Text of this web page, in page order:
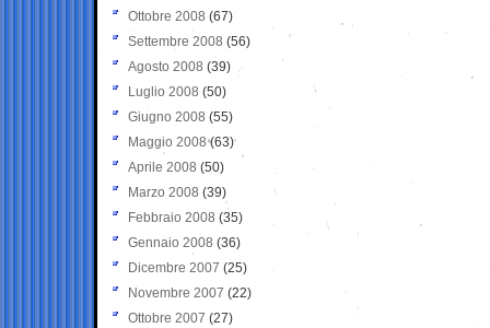
Ottobre 2008 (67)
Settembre 2008 (56)
Agosto 2008 (39)
Luglio 2008 (50)
Giugno 2008 (55)
Maggio 2008(63)
Aprile 2008 (50)
Marzo 2008 (39)
Febbraio 2008 (35)
Gennaio 2008 (36)
Dicembre 2007 (25)
Novembre 2007 (22)
Ottobre 2007 (27)